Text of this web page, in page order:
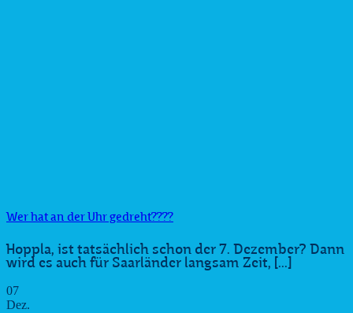
Wer hat an der Uhr gedreht????
Hoppla, ist tatsächlich schon der 7. Dezember? Dann
wird es auch für Saarländer langsam Zeit, [...]
07
Dez.